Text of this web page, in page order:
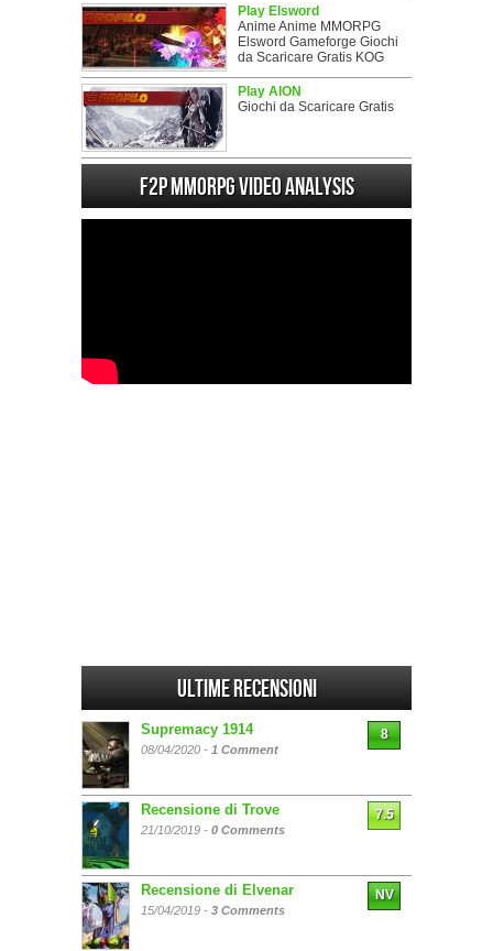
Play Elsword
Anime Anime MMORPG
Elsword Gameforge Giochi
da Scaricare Gratis KOG
Play AION
Giochi da Scaricare Gratis
F2P MMORPG Video analysis
Ultime Recensioni
Supremacy 1914
08/04/2020 - 1 Comment
8
Recensione di Trove
21/10/2019 - 0 Comments
7.5
Recensione di Elvenar
15/04/2019 - 3 Comments
NV